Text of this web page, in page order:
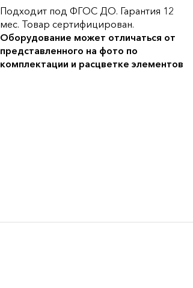
Подходит под ФГОС ДО. Гарантия 12
мес. Товар сертифицирован.
Оборудование может отличаться от
представленного на фото по
комплектации и расцветке элементов